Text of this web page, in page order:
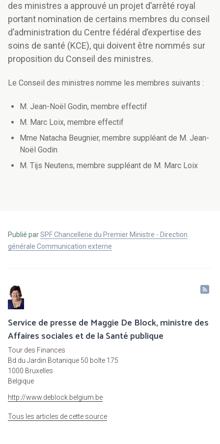
des ministres a approuvé un projet d’arrêté royal
portant nomination de certains membres du conseil
d’administration du Centre fédéral d’expertise des
soins de santé (KCE), qui doivent être nommés sur
proposition du Conseil des ministres.
Le Conseil des ministres nomme les membres suivants :
M. Jean-Noël Godin, membre effectif
M. Marc Loix, membre effectif
Mme Natacha Beugnier, membre suppléant de M. Jean-
Noël Godin
M. Tijs Neutens, membre suppléant de M. Marc Loix
Publié parSPF Chancellerie du Premier Ministre - Direction
générale Communication externe
Service de presse de Maggie De Block, ministre des
Affaires sociales et de la Santé publique
Tour des Finances
Bd du Jardin Botanique 50 boîte 175
1000 Bruxelles
Belgique
http://www.deblock.belgium.be
Tous les articles de cette source